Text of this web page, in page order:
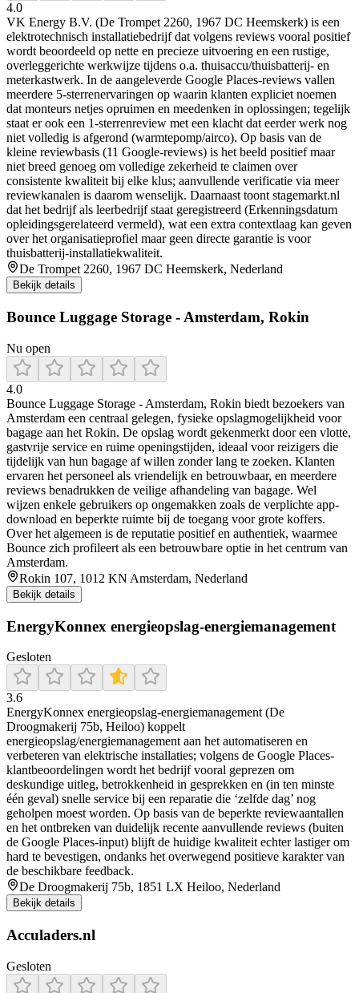
4.0
VK Energy B.V. (De Trompet 2260, 1967 DC Heemskerk) is een
elektrotechnisch installatiebedrijf dat volgens reviews vooral positief
wordt beoordeeld op nette en precieze uitvoering en een rustige,
overleggerichte werkwijze tijdens o.a. thuisaccu/thuisbatterij- en
meterkastwerk. In de aangeleverde Google Places-reviews vallen
meerdere 5-sterrenervaringen op waarin klanten expliciet noemen
dat monteurs netjes opruimen en meedenken in oplossingen; tegelijk
staat er ook een 1-sterrenreview met een klacht dat eerder werk nog
niet volledig is afgerond (warmtepomp/airco). Op basis van de
kleine reviewbasis (11 Google-reviews) is het beeld positief maar
niet breed genoeg om volledige zekerheid te claimen over
consistente kwaliteit bij elke klus; aanvullende verificatie via meer
reviewkanalen is daarom wenselijk. Daarnaast toont stagemarkt.nl
dat het bedrijf als leerbedrijf staat geregistreerd (Erkenningsdatum
opleidingsgerelateerd vermeld), wat een extra contextlaag kan geven
over het organisatieprofiel maar geen directe garantie is voor
thuisbatterij-installatiekwaliteit.
De Trompet 2260, 1967 DC Heemskerk, Nederland
Bekijk details
Bounce Luggage Storage - Amsterdam, Rokin
Nu open
4.0
Bounce Luggage Storage - Amsterdam, Rokin biedt bezoekers van
Amsterdam een centraal gelegen, fysieke opslagmogelijkheid voor
bagage aan het Rokin. De opslag wordt gekenmerkt door een vlotte,
gastvrije service en ruime openingstijden, ideaal voor reizigers die
tijdelijk van hun bagage af willen zonder lang te zoeken. Klanten
ervaren het personeel als vriendelijk en betrouwbaar, en meerdere
reviews benadrukken de veilige afhandeling van bagage. Wel
wijzen enkele gebruikers op ongemakken zoals de verplichte app-
download en beperkte ruimte bij de toegang voor grote koffers.
Over het algemeen is de reputatie positief en authentiek, waarmee
Bounce zich profileert als een betrouwbare optie in het centrum van
Amsterdam.
Rokin 107, 1012 KN Amsterdam, Nederland
Bekijk details
EnergyKonnex energieopslag-energiemanagement
Gesloten
3.6
EnergyKonnex energieopslag-energiemanagement (De
Droogmakerij 75b, Heiloo) koppelt
energieopslag/energiemanagement aan het automatiseren en
verbeteren van elektrische installaties; volgens de Google Places-
klantbeoordelingen wordt het bedrijf vooral geprezen om
deskundige uitleg, betrokkenheid in gesprekken en (in ten minste
één geval) snelle service bij een reparatie die ‘zelfde dag’ nog
geholpen moest worden. Op basis van de beperkte reviewaantallen
en het ontbreken van duidelijk recente aanvullende reviews (buiten
de Google Places-input) blijft de huidige kwaliteit echter lastiger om
hard te bevestigen, ondanks het overwegend positieve karakter van
de beschikbare feedback.
De Droogmakerij 75b, 1851 LX Heiloo, Nederland
Bekijk details
Acculaders.nl
Gesloten